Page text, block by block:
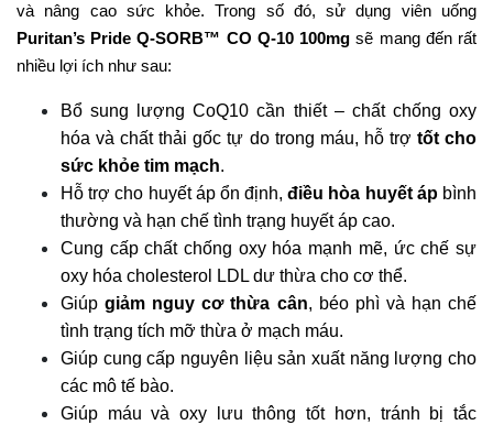
và nâng cao sức khỏe. Trong số đó, sử dụng viên uống
Puritan’s Pride Q-SORB™ CO Q-10 100mgsẽ mang đến rất
nhiều lợi ích như sau:
Bổ sung lượng CoQ10 cần thiết – chất chống oxy
hóa và chất thải gốc tự do trong máu, hỗ trợ tốt cho
sức khỏe tim mạch.
Hỗ trợ cho huyết áp ổn định,điều hòa huyết ápbình
thường và hạn chế tình trạng huyết áp cao.
Cung cấp chất chống oxy hóa mạnh mẽ, ức chế sự
oxy hóa cholesterol LDL dư thừa cho cơ thể.
Giúpgiảm nguy cơ thừa cân, béo phì và hạn chế
tình trạng tích mỡ thừa ở mạch máu.
Giúp cung cấp nguyên liệu sản xuất năng lượng cho
các mô tế bào.
Giúp máu và oxy lưu thông tốt hơn, tránh bị tắc